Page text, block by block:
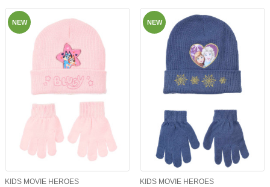
NEW
KIDS MOVIE HEROES
NEW
KIDS MOVIE HEROES